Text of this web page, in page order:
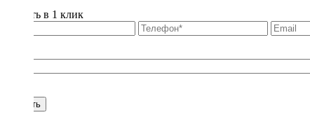
Купить в 1 клик
Купить